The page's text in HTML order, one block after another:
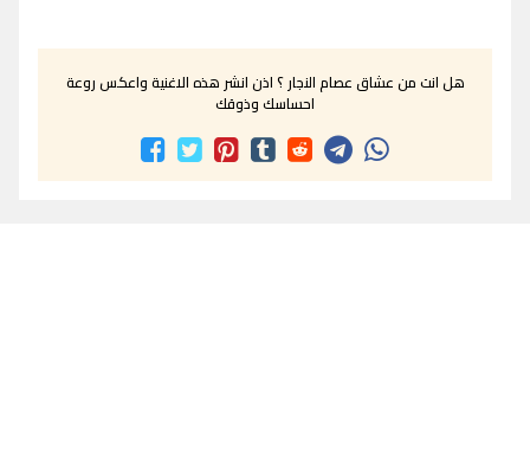
هل انت من عشاق عصام النجار ؟ اذن انشر هذه الاغنية واعكس روعة
احساسك وذوقك